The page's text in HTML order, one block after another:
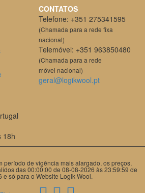
CONTATOS
Telefone: +351 275341595
(Chamada para a rede fixa
nacional)
Telemóvel: +351 963850480
(Chamada para a rede
móvel nacional)
geral@logikwool.pt
18h
período de vigência mais alargado, os preços,
das 00:00:00 de 08-08-2026 às 23:59:59 de
e só para o Website Logik Wool.